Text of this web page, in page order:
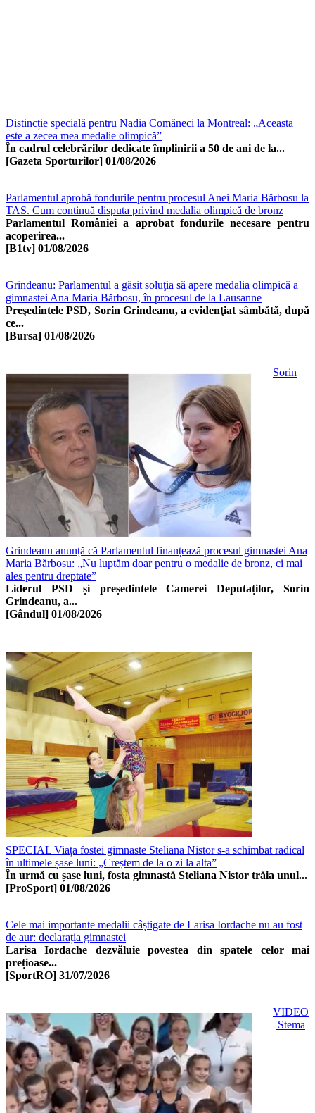
Distincție specială pentru Nadia Comăneci la Montreal: „Aceasta
este a zecea mea medalie olimpică”
În cadrul celebrărilor dedicate împlinirii a 50 de ani de la...
[Gazeta Sporturilor] 01/08/2026
Parlamentul aprobă fondurile pentru procesul Anei Maria Bărbosu la
TAS. Cum continuă disputa privind medalia olimpică de bronz
Parlamentul României a aprobat fondurile necesare pentru
acoperirea...
[B1tv] 01/08/2026
Grindeanu: Parlamentul a găsit soluţia să apere medalia olimpică a
gimnastei Ana Maria Bărbosu, în procesul de la Lausanne
Preşedintele PSD, Sorin Grindeanu, a evidenţiat sâmbătă, după
ce...
[Bursa] 01/08/2026
Sorin
Grindeanu anunță că Parlamentul finanțează procesul gimnastei Ana
Maria Bărbosu: „Nu luptăm doar pentru o medalie de bronz, ci mai
ales pentru dreptate”
Liderul PSD și președintele Camerei Deputaților, Sorin
Grindeanu, a...
[Gândul] 01/08/2026
SPECIAL Viața fostei gimnaste Steliana Nistor s-a schimbat radical
în ultimele șase luni: „Creștem de la o zi la alta”
În urmă cu șase luni, fosta gimnastă Steliana Nistor trăia unul...
[ProSport] 01/08/2026
Cele mai importante medalii câștigate de Larisa Iordache nu au fost
de aur: declarația gimnastei
Larisa Iordache dezvăluie povestea din spatele celor mai
prețioase...
[SportRO] 31/07/2026
VIDEO
| Stema